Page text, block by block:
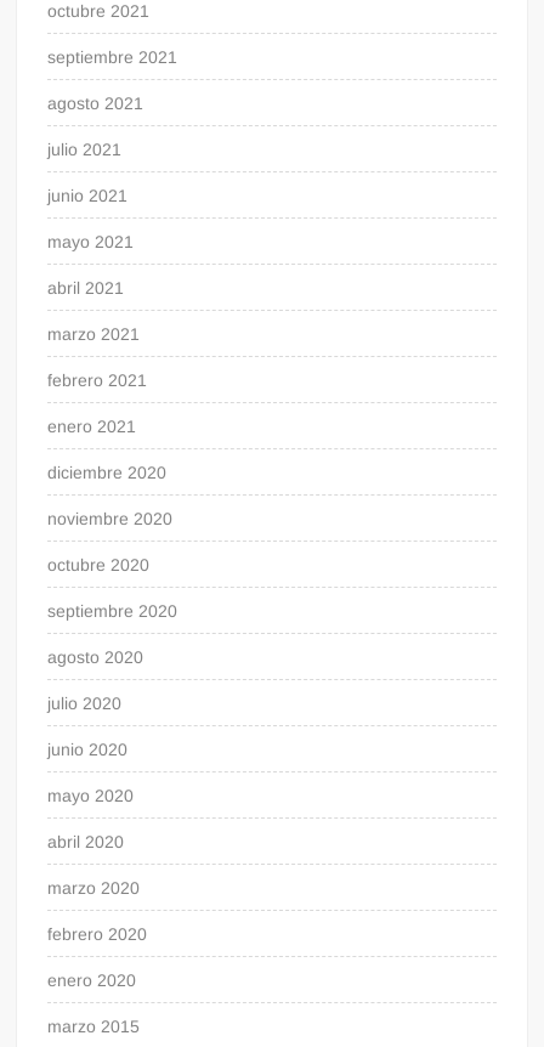
octubre 2021
septiembre 2021
agosto 2021
julio 2021
junio 2021
mayo 2021
abril 2021
marzo 2021
febrero 2021
enero 2021
diciembre 2020
noviembre 2020
octubre 2020
septiembre 2020
agosto 2020
julio 2020
junio 2020
mayo 2020
abril 2020
marzo 2020
febrero 2020
enero 2020
marzo 2015